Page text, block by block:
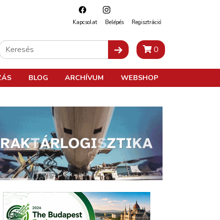
Kapcsolat Belépés Regisztráció
0
BLOG ARCHÍVUM WEBSHOP